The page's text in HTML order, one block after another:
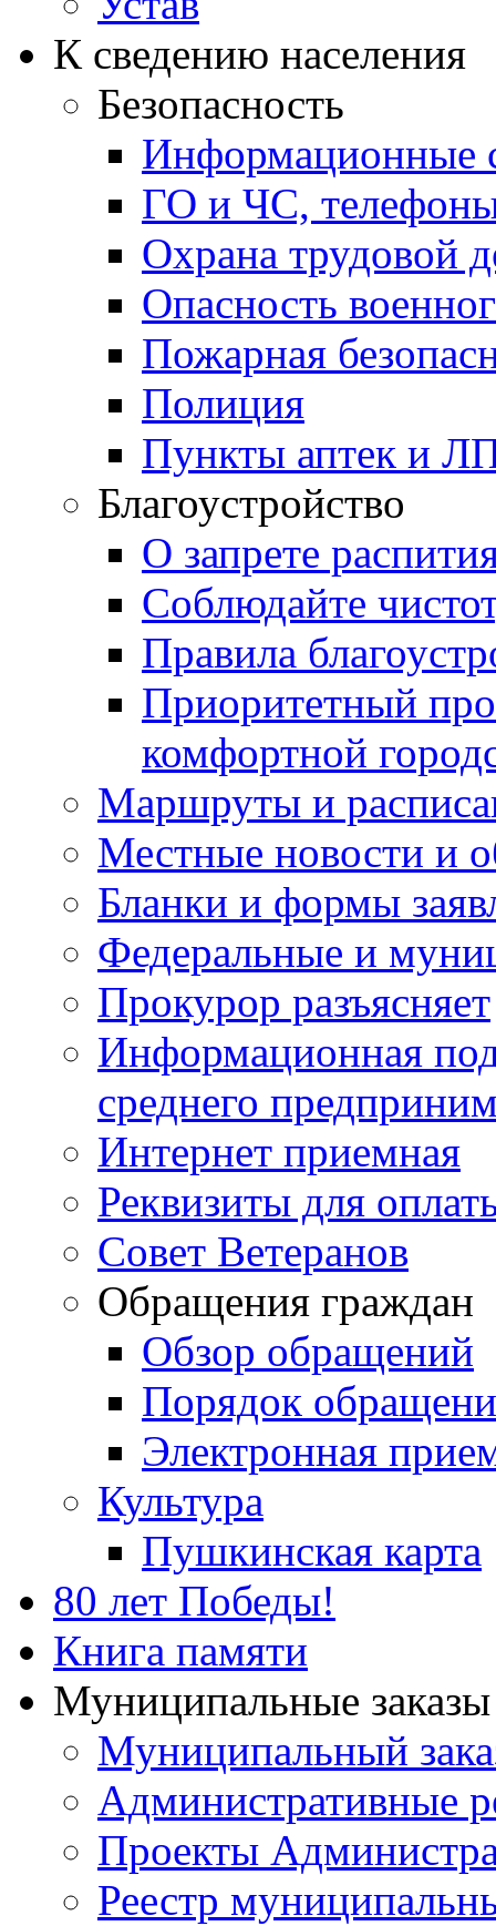
К сведению населения
Безопасность
Информационные
ГО и ЧС,
Охрана трудовой
Опасность
Пожарная
Полиция
Пункты аптек и
Благоустройство
О запрете
Соблюдайте
Правила
Приоритетный
комфортной
Маршруты и
Местные новости и
Бланки и формы
Федеральные и
Прокурор разъясняет
Информационная
среднего
Интернет приемная
Реквизиты для
Совет Ветеранов
Обращения граждан
Обзор обращений
Порядок
Электронная
Культура
Пушкинская карта
80 лет Победы!
Книга памяти
Муниципальные
Муниципальный
Административные
Проекты
Реестр